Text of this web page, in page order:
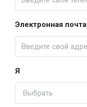
Электронная почта
Я
Выбрать